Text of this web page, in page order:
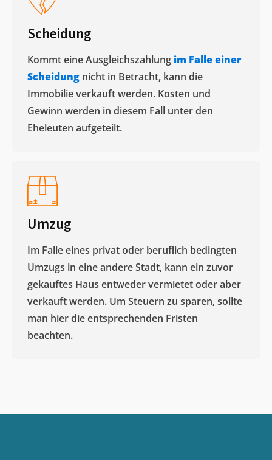
Scheidung
Kommt eine Ausgleichszahlung im Falle einer
Scheidung nicht in Betracht, kann die
Immobilie verkauft werden. Kosten und
Gewinn werden in diesem Fall unter den
Eheleuten aufgeteilt.​
Umzug
Im Falle eines privat oder beruflich bedingten
Umzugs in eine andere Stadt, kann ein zuvor
gekauftes Haus entweder vermietet oder aber
verkauft werden. Um Steuern zu sparen, sollte
man hier die entsprechenden Fristen
beachten.